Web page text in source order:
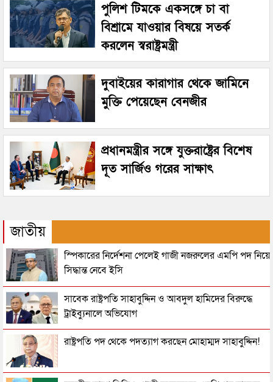
পুলিশ টিমকে একসঙ্গে চা বা
বিশ্রামে যাওয়ার বিষয়ে সতর্ক
করলেন স্বরাষ্ট্রমন্ত্রী
দুবাইয়ের কারাগার থেকে জামিনে
মুক্তি পেয়েছেন বেনজীর
প্রধানমন্ত্রীর সঙ্গে যুক্তরাষ্ট্রের বিশেষ
দূত সার্জিও গরের সাক্ষাৎ
জাতীয়
স্পিকারের নির্দেশনা পেলেই গাজী নজরুলের এমপি পদ নিয়ে
সিদ্ধান্ত নেবে ইসি
সাবেক রাষ্ট্রপতি সাহাবুদ্দিন ও আবদুল হামিদের বিরুদ্ধে
ট্রাইব্যুনালে অভিযোগ
রাষ্ট্রপতি পদ থেকে পদত্যাগ করছেন মোহাম্মদ সাহাবুদ্দিন!